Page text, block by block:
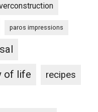
paros impressions
of life recipes